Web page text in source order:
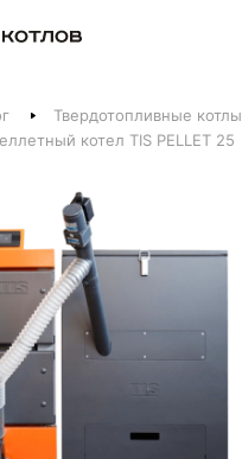
41
звонок
Твердотопливные котлы
котел TIS PELLET 25